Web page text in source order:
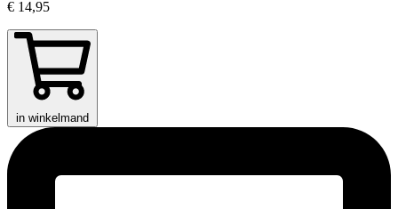
€ 14,95
in winkelmand